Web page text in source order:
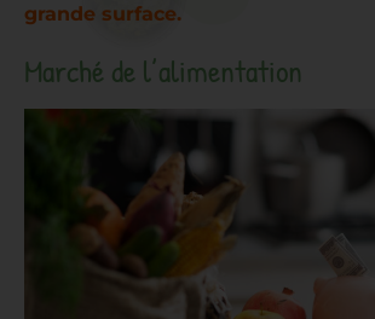
grande surface.
Marché de l’alimentation